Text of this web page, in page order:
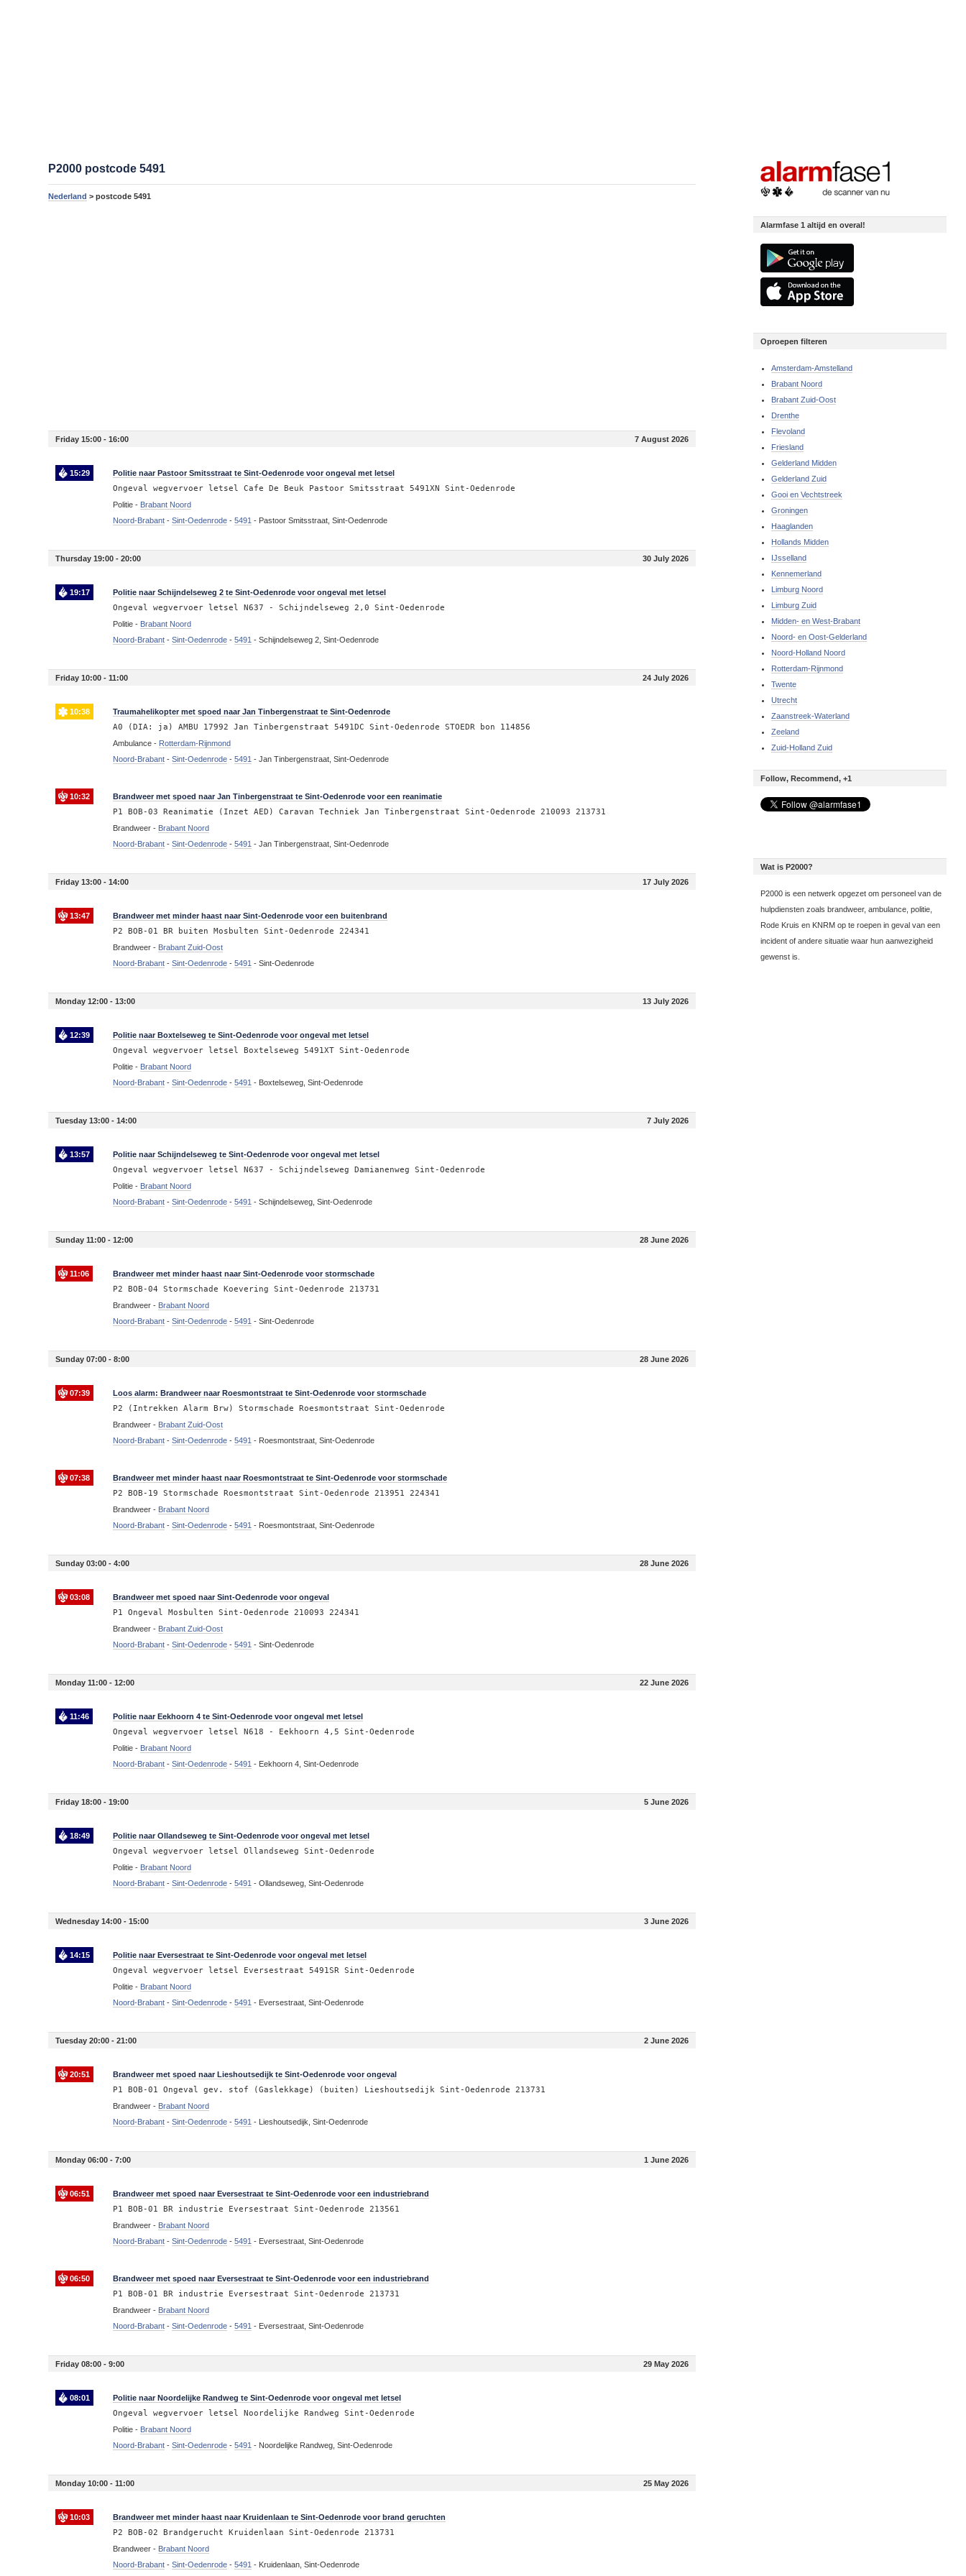
P2000 postcode 5491
Nederland > postcode 5491
Friday 15:00 - 16:00 7 August 2026
15:29 Politie naar Pastoor Smitsstraat te Sint-Oedenrode voor ongeval met letsel
Ongeval wegvervoer letsel Cafe De Beuk Pastoor Smitsstraat 5491XN Sint-Oedenrode
Politie - Brabant Noord
Noord-Brabant -Sint-Oedenrode -5491 - Pastoor Smitsstraat, Sint-Oedenrode
Thursday 19:00 - 20:00 30 July 2026
19:17 Politie naar Schijndelseweg 2 te Sint-Oedenrode voor ongeval met letsel
Ongeval wegvervoer letsel N637 - Schijndelseweg 2,0 Sint-Oedenrode
Politie - Brabant Noord
Noord-Brabant -Sint-Oedenrode -5491 -Schijndelseweg 2, Sint-Oedenrode
Friday 10:00 - 11:00 24 July 2026
10:38 Traumahelikopter met spoed naar Jan Tinbergenstraat te Sint-Oedenrode
A0 (DIA: ja) AMBU 17992 Jan Tinbergenstraat 5491DC Sint-Oedenrode STOEDR bon 114856
Ambulance - Rotterdam-Rijnmond
Noord-Brabant -Sint-Oedenrode -5491 -Jan Tinbergenstraat, Sint-Oedenrode
10:32 Brandweer met spoed naar Jan Tinbergenstraat te Sint-Oedenrode voor een reanimatie
P1 BOB-03 Reanimatie (Inzet AED) Caravan Techniek Jan Tinbergenstraat Sint-Oedenrode 210093 213731
Brandweer - Brabant Noord
Noord-Brabant -Sint-Oedenrode -5491 -Jan Tinbergenstraat, Sint-Oedenrode
Friday 13:00 - 14:00 17 July 2026
13:47 Brandweer met minder haast naar Sint-Oedenrode voor een buitenbrand
P2 BOB-01 BR buiten Mosbulten Sint-Oedenrode 224341
Brandweer - Brabant Zuid-Oost
Noord-Brabant -Sint-Oedenrode -5491 -Sint-Oedenrode
Monday 12:00 - 13:00 13 July 2026
12:39 Politie naar Boxtelseweg te Sint-Oedenrode voor ongeval met letsel
Ongeval wegvervoer letsel Boxtelseweg 5491XT Sint-Oedenrode
Politie - Brabant Noord
Noord-Brabant -Sint-Oedenrode -5491 - Boxtelseweg, Sint-Oedenrode
Tuesday 13:00 - 14:00 7 July 2026
13:57 Politie naar Schijndelseweg te Sint-Oedenrode voor ongeval met letsel
Ongeval wegvervoer letsel N637 - Schijndelseweg Damianenweg Sint-Oedenrode
Politie - Brabant Noord
Noord-Brabant -Sint-Oedenrode -5491 -Schijndelseweg, Sint-Oedenrode
Sunday 11:00 - 12:00 28 June 2026
11:06 Brandweer met minder haast naar Sint-Oedenrode voor stormschade
P2 BOB-04 Stormschade Koevering Sint-Oedenrode 213731
Brandweer - Brabant Noord
Noord-Brabant -Sint-Oedenrode -5491 -Sint-Oedenrode
Sunday 07:00 - 8:00 28 June 2026
07:39 Loos alarm: Brandweer naar Roesmontstraat te Sint-Oedenrode voor stormschade
P2 (Intrekken Alarm Brw) Stormschade Roesmontstraat Sint-Oedenrode
Brandweer - Brabant Zuid-Oost
Noord-Brabant -Sint-Oedenrode -5491 - Roesmontstraat, Sint-Oedenrode
07:38 Brandweer met minder haast naar Roesmontstraat te Sint-Oedenrode voor stormschade
P2 BOB-19 Stormschade Roesmontstraat Sint-Oedenrode 213951 224341
Brandweer - Brabant Noord
Noord-Brabant -Sint-Oedenrode -5491 - Roesmontstraat, Sint-Oedenrode
Sunday 03:00 - 4:00 28 June 2026
03:08 Brandweer met spoed naar Sint-Oedenrode voor ongeval
P1 Ongeval Mosbulten Sint-Oedenrode 210093 224341
Brandweer - Brabant Zuid-Oost
Noord-Brabant -Sint-Oedenrode -5491 -Sint-Oedenrode
Monday 11:00 - 12:00 22 June 2026
11:46 Politie naar Eekhoorn 4 te Sint-Oedenrode voor ongeval met letsel
Ongeval wegvervoer letsel N618 - Eekhoorn 4,5 Sint-Oedenrode
Politie - Brabant Noord
Noord-Brabant -Sint-Oedenrode -5491 - Eekhoorn 4, Sint-Oedenrode
Friday 18:00 - 19:00 5 June 2026
18:49 Politie naar Ollandseweg te Sint-Oedenrode voor ongeval met letsel
Ongeval wegvervoer letsel Ollandseweg Sint-Oedenrode
Politie - Brabant Noord
Noord-Brabant -Sint-Oedenrode -5491 -Ollandseweg, Sint-Oedenrode
Wednesday 14:00 - 15:00 3 June 2026
14:15 Politie naar Eversestraat te Sint-Oedenrode voor ongeval met letsel
Ongeval wegvervoer letsel Eversestraat 5491SR Sint-Oedenrode
Politie - Brabant Noord
Noord-Brabant -Sint-Oedenrode -5491 - Eversestraat, Sint-Oedenrode
Tuesday 20:00 - 21:00 2 June 2026
20:51 Brandweer met spoed naar Lieshoutsedijk te Sint-Oedenrode voor ongeval
P1 BOB-01 Ongeval gev. stof (Gaslekkage) (buiten) Lieshoutsedijk Sint-Oedenrode 213731
Brandweer - Brabant Noord
Noord-Brabant -Sint-Oedenrode -5491 - Lieshoutsedijk, Sint-Oedenrode
Monday 06:00 - 7:00 1 June 2026
06:51 Brandweer met spoed naar Eversestraat te Sint-Oedenrode voor een industriebrand
P1 BOB-01 BR industrie Eversestraat Sint-Oedenrode 213561
Brandweer - Brabant Noord
Noord-Brabant -Sint-Oedenrode -5491 - Eversestraat, Sint-Oedenrode
06:50 Brandweer met spoed naar Eversestraat te Sint-Oedenrode voor een industriebrand
P1 BOB-01 BR industrie Eversestraat Sint-Oedenrode 213731
Brandweer - Brabant Noord
Noord-Brabant -Sint-Oedenrode -5491 - Eversestraat, Sint-Oedenrode
Friday 08:00 - 9:00 29 May 2026
08:01 Politie naar Noordelijke Randweg te Sint-Oedenrode voor ongeval met letsel
Ongeval wegvervoer letsel Noordelijke Randweg Sint-Oedenrode
Politie - Brabant Noord
Noord-Brabant -Sint-Oedenrode -5491 - Noordelijke Randweg, Sint-Oedenrode
Monday 10:00 - 11:00 25 May 2026
10:03 Brandweer met minder haast naar Kruidenlaan te Sint-Oedenrode voor brand geruchten
P2 BOB-02 Brandgerucht Kruidenlaan Sint-Oedenrode 213731
Brandweer - Brabant Noord
Noord-Brabant -Sint-Oedenrode -5491 - Kruidenlaan, Sint-Oedenrode
Alarmfase 1 altijd en overal!
Oproepen filteren
Amsterdam-Amstelland
Brabant Noord
Brabant Zuid-Oost
Drenthe
Flevoland
Friesland
Gelderland Midden
Gelderland Zuid
Gooi en Vechtstreek
Groningen
Haaglanden
Hollands Midden
IJsselland
Kennemerland
Limburg Noord
Limburg Zuid
Midden- en West-Brabant
Noord- en Oost-Gelderland
Noord-Holland Noord
Rotterdam-Rijnmond
Twente
Utrecht
Zaanstreek-Waterland
Zeeland
Zuid-Holland Zuid
Follow, Recommend, +1
Wat is P2000?
P2000 is een netwerk opgezet om personeel van de
hulpdiensten zoals brandweer, ambulance, politie,
Rode Kruis en KNRM op te roepen in geval van een
incident of andere situatie waar hun aanwezigheid
gewenst is.